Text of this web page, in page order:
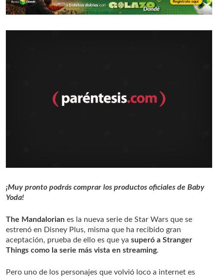
¡Muy pronto podrás comprar los productos oficiales de Baby
Yoda!
The Mandalorian es la nueva serie de Star Wars que se
estrenó en Disney Plus, misma que ha recibido gran
aceptación, prueba de ello es que ya superó a Stranger
Things como la serie más vista en streaming.
Pero uno de los personajes que volvió loco a internet es